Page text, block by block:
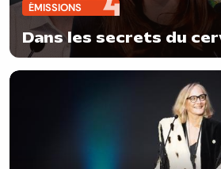
ÉMISSIONS
Dans les secrets du